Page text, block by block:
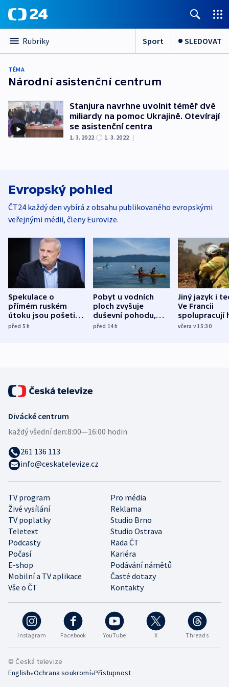
Rubriky Sport SLEDOVAT
TÉMA
Národní asistenční centrum
Stanjura navrhne uvolnit téměř dvě
miliardy na pomoc Ukrajině. Otevírají
se asistenční centra
1. 3. 2022 1. 3. 2022 |
Evropský pohled
ČT24 každý den vybírá z obsahu publikovaného evropskými
veřejnými médii, členy Eurovize.
Spekulace o
přímém ruském
útoku jsou pošetilé,
míní estonský
před 5h
Pobyt u vodních
ploch zvyšuje
duševní pohodu,
ukázala
před 14h
Jiný jazyk i
Ve Francii
spolupracují
různých zemí
včera v 15:30
Instagram Facebook YouTube X Threads
TV program
Pro média
Živé vysílání
Reklama
TV poplatky
Studio Brno
Teletext
Studio Ostrava
Podcasty
Rada ČT
Počasí
Kariéra
E-shop
Podávání námětů
Mobilní a TV aplikace
Časté dotazy
Vše o ČT
Kontakty
Divácké centrum
každý všední den:8:00—16:00 hodin
261 136 113
info@ceskatelevize.cz
© Česká televize
English•Ochrana soukromí•Přístupnost